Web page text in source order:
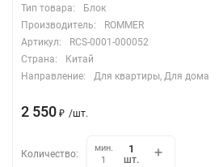
Тип товара:
Блок
Производитель:
ROMMER
Артикул:
RCS-0001-000052
Страна:
Китай
Направление:
Для квартиры, Для дома
2 550 ₽ /шт.
Количество:
мин.
1
шт.